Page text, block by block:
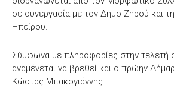
σε συνεργασία με τον Δήμο Ζηρού και
Ηπείρου.
Σύμφωνα με πληροφορίες στην τελετή
αναμένεται να βρεθεί και ο πρώην
Κώστας Μπακογιάννης.